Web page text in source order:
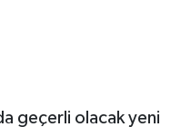
geçerli olacak yeni